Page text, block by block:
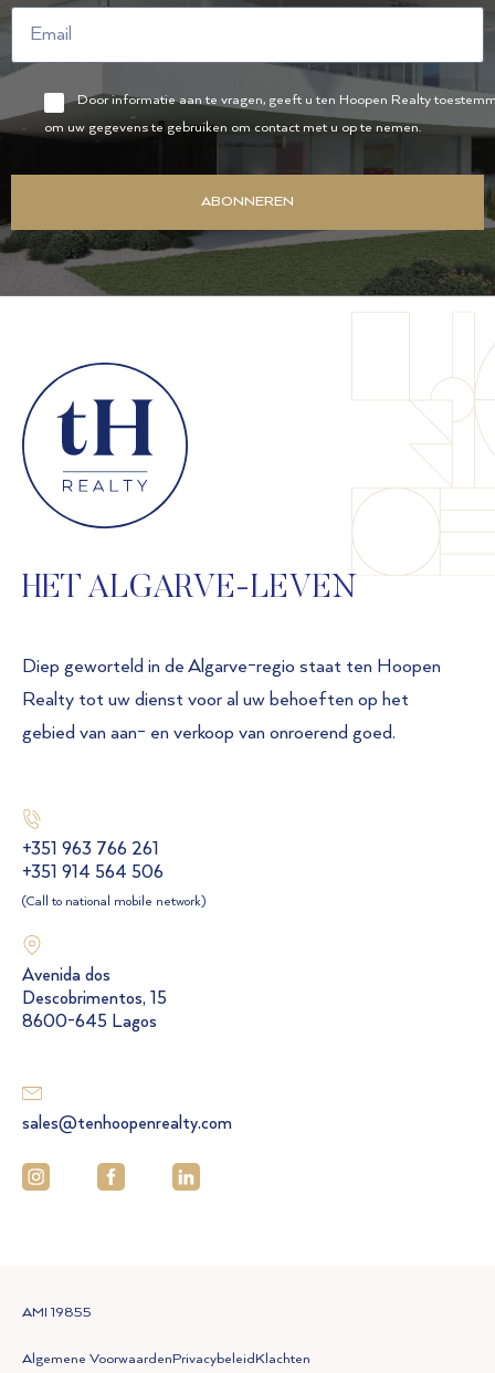
Door informatie aan te vragen, geeft u ten Hoopen Realty
om uw gegevens te gebruiken om contact met u op te nemen.
ABONNEREN
HET ALGARVE-LEVEN
Diep geworteld in de Algarve-regio staat ten Hoopen
Realty tot uw dienst voor al uw behoeften op het
gebied van aan- en verkoop van onroerend goed.
+351 963 766 261
+351 914 564 506
(Call to national mobile network)
Avenida dos
Descobrimentos, 15
8600-645 Lagos
sales@tenhoopenrealty.com
AMI 19855
Algemene VoorwaardenPrivacybeleidKlachten